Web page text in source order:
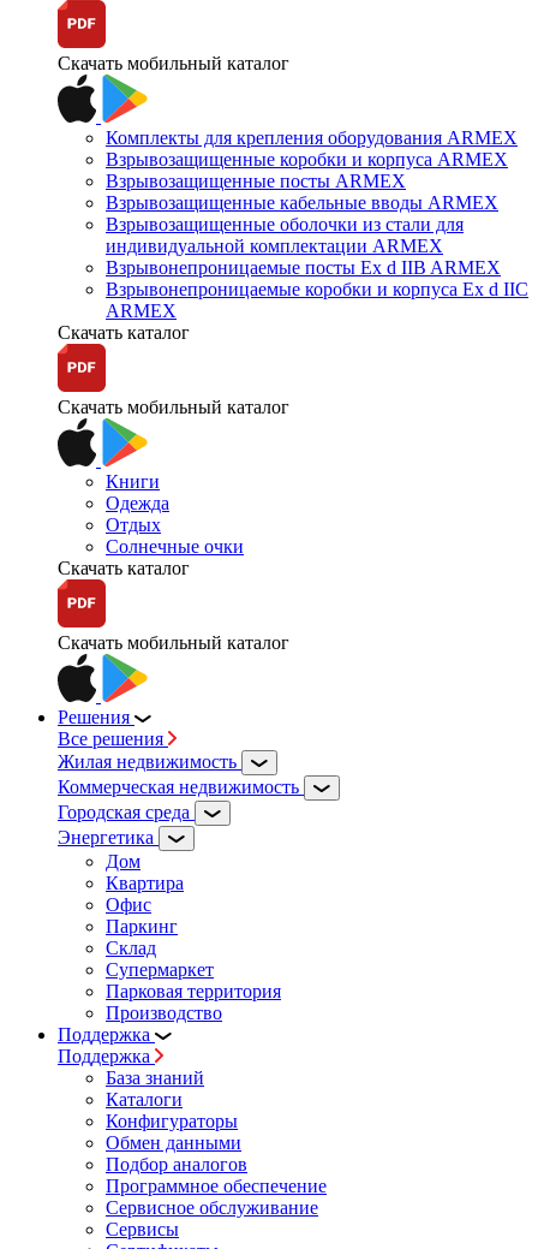
Скачать мобильный каталог
Комплекты для крепления оборудования ARMEX
Взрывозащищенные коробки и корпуса ARMEX
Взрывозащищенные посты ARMEX
Взрывозащищенные кабельные вводы ARMEX
Взрывозащищенные оболочки из стали для
индивидуальной комплектации ARMEX
Взрывонепроницаемые посты Ex d IIB ARMEX
Взрывонепроницаемые коробки и корпуса Ex d IIС
ARMEX
Скачать каталог
Скачать мобильный каталог
Книги
Одежда
Отдых
Солнечные очки
Скачать каталог
Скачать мобильный каталог
Решения
Все решения
Жилая недвижимость
Коммерческая недвижимость
Городская среда
Энергетика
Дом
Квартира
Офис
Паркинг
Склад
Супермаркет
Парковая территория
Производство
Поддержка
Поддержка
База знаний
Каталоги
Конфигураторы
Обмен данными
Подбор аналогов
Программное обеспечение
Сервисное обслуживание
Сервисы